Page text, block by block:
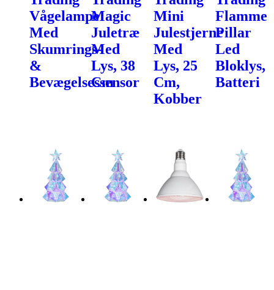
Vågelampe
Med
Skumrings-
&
Bevægelsessensor
Magic
Juletræ
Med
Lys, 38
Cm
Mini
Julestjerne
Med
Lys, 25
Cm,
Kobber
Flamme
Pillar
Led
Bloklys,
Batteri